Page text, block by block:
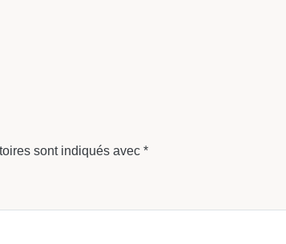
sont indiqués avec *